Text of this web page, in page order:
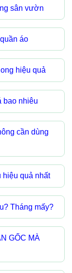
sân vườn
áo
hiệu quả
bao nhiêu
cần dùng
hiệu quả nhất
Tháng mấy?
GỐC MÀ